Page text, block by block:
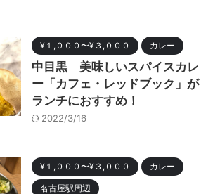
¥１,０００〜¥３,０００ カレー
中目黒 美味しいスパイスカレ
ー「カフェ・レッドブック」が
ランチにおすすめ！
2022/3/16
¥１,０００〜¥３,０００ カレー
名古屋駅周辺